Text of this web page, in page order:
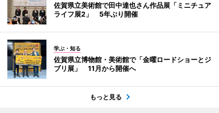
佐賀県立美術館で田中達也さん作品展「ミニチュア
ライフ展2」 5年ぶり開催
学ぶ・知る
佐賀県立博物館・美術館で「金曜ロードショーとジ
ブリ展」 11月から開催へ
もっと見る